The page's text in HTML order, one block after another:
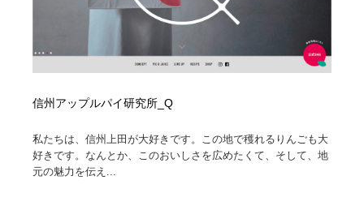
信州アップルパイ研究所_Q
私たちは、信州上田が大好きです。この地で穫れるりんごも大
好きです。なんとか、このおいしさを広めたくて、そして、地
元の魅力を伝え...